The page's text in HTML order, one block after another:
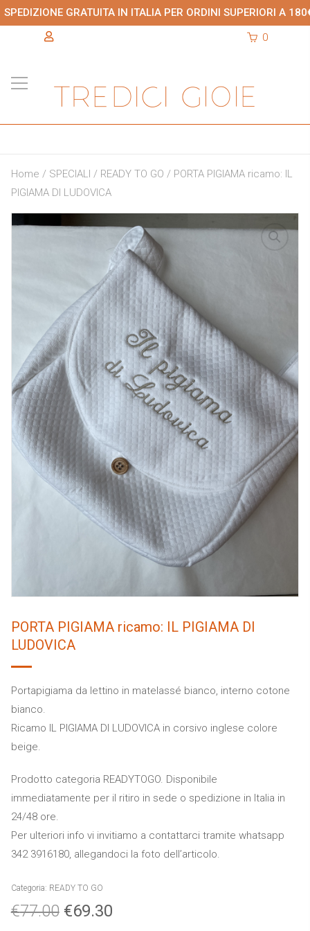
SPEDIZIONE GRATUITA IN ITALIA PER ORDINI SUPERIORI A
0
Home / SPECIALI / READY TO GO / PORTA PIGIAMA ricamo: IL
PIGIAMA DI LUDOVICA
PORTA PIGIAMA ricamo: IL PIGIAMA DI
LUDOVICA
Portapigiama da lettino in matelassé bianco, interno cotone
bianco.
Ricamo IL PIGIAMA DI LUDOVICA in corsivo inglese colore
beige.
Prodotto categoria READYTOGO. Disponibile
immediatamente per il ritiro in sede o spedizione in Italia in
24/48 ore.
Per ulteriori info vi invitiamo a contattarci tramite whatsapp
342 3916180, allegandoci la foto dell’articolo.
Categoria: READY TO GO
€77.00 €69.30